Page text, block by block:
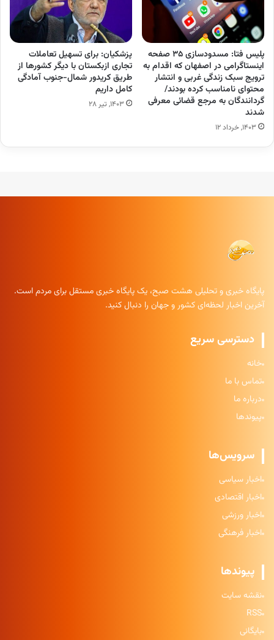
پلیس فتا: مسدودسازی ۳۵ صفحه
اینستاگرامی در اصفهان که اقدام به
ترویج سبک زندگی غربی و انتشار
محتوای نامناسب کرده بودند/
گردانندگان به مرجع قضائی معرفی
شدند
۱۴۰۳, خرداد ۱۲
پزشکیان: برای تسهیل تعاملات
تجاری ازبکستان با دیگر کشور‌ها از
طریق کریدور شمال-جنوب آمادگی
کامل داریم
۱۴۰۳, تیر ۲۸
پایگاه خبری و تحلیلی هشت صبح، یک پایگاه خبری مستقل برای مردم است.
آخرین اخبار لحظه‌ای کشور و جهان را دنبال کنید.
دسترسی سریع
خانه
تماس با ما
درباره ما
پیوندها
سرویس‌ها
اخبار سیاسی
اخبار اقتصادی
اخبار ورزشی
اخبار فرهنگی
پیوندها
نقشه سایت
RSS
بایگانی